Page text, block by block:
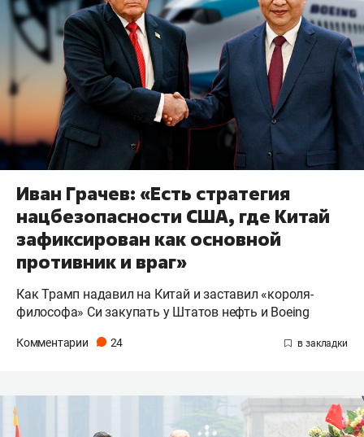
Иван Грачев: «Есть стратегия
нацбезопасности США, где Китай
зафиксирован как основной
противник и враг»
Как Трамп надавил на Китай и заставил «короля-
философа» Си закупать у Штатов нефть и Boeing
Комментарии 24